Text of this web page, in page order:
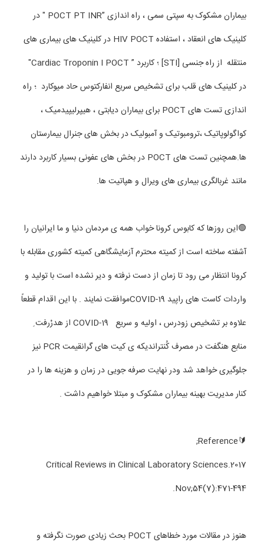
بیماران مشکوک به سپتی سمی ، راه اندازی ”POCT PT INR " در
کلینیک های انعقاد ، استفاده HIV POCT در کلینیک های بیماری های
منتقله از راه جنسی [STI] ؛ کاربرد ” Cardiac Troponin I POCT"
در کلینیک های قلب برای تشخیص سریع انفارکتوس حاد میوکارد ؛ راه
اندازی تست های POCT برای بیماران دیابتی ، هیپرلیپیدمیک ،
کواگولوپاتیک ،ترومبوتیک و آمبولیک در بخش های جنرال بیمارستان
ها.همچنین تست های POCT در بخش های عفونی بسیار کاربرد دارند
مانند غربالگری بیماری های ویرال و هپاتیت ها.
🟢این روزها که کابوس کرونا خواب همه ی مردمان دنیا و ما ایرانیان را
آشفته ساخته است از کمیته محترم آزمایشگاهی کمیته کشوری مقابله با
کرونا انتظار می رود تا زمان از دست نرفته و دیر نشده است با تولید و
واردات کاست های راپید COVID-19موافقت نمایند . با این اقدام قطعاً
علاوه بر تشخیص زودرس ، اولیه و سریع COVID-19 از هدرْرفت ِ
منابع هنگفت در مصرف کُنتراندیکه ی کیت های گرانقیمت PCR نیز
جلوگیری خواهد شد ودر نهایت صرفه جویی در زمان و هزینه ها را در
کنار مدیریت بهینه بیماران مشکوک و مبتلا خواهیم داشت .
🔰Reference;
Critical Reviews in Clinical Laboratory Sciences.2017
Nov;54(7):471-494.
هنوز در مقالات مورد خطاهای POCT بحث زیادی صورت نگرفته و